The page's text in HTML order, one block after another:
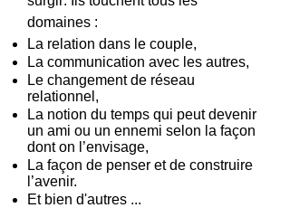
domaines :
La relation dans le couple,
La communication avec les autres,
Le changement de réseau
relationnel,
La notion du temps qui peut devenir
un ami ou un ennemi selon la façon
dont on l’envisage,
La façon de penser et de construire
l’avenir.
Et bien d'autres ...